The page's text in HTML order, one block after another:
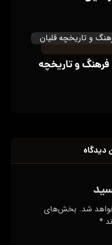
فرهنگ و تاریخچه
دیدگاه
شد. بخش‌های
*